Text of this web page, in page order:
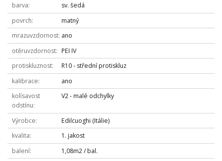
barva
sv. šedá
povrch
matný
mrazuvzdornost ano
otěruvzdornost
PEI IV
protiskluznost
R10 - střední protiskluz
kalibrace
ano
kolísavost
odstínu
V2 - malé odchylky
Výrobce
Edilcuoghi (Itálie)
kvalita
1. jakost
balení
1,08m2 / bal.